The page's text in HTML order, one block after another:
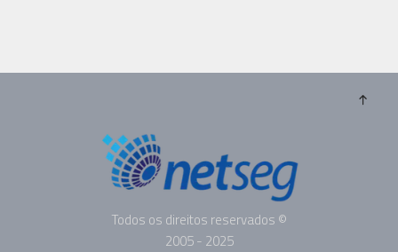
Todos os direitos reservados ©
2005 - 2025